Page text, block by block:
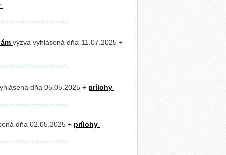
výzva vyhlásená dňa 11.07.2025 +
dňa 05.05.2025 + prílohy
dňa 02.05.2025 + prílohy